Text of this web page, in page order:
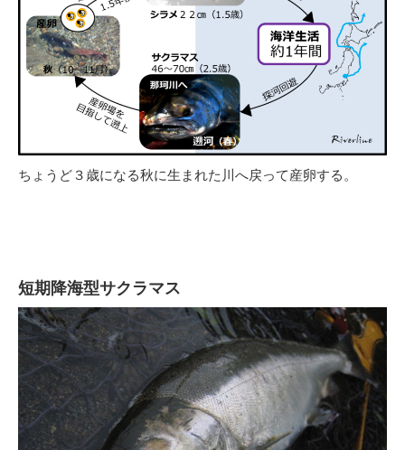
ちょうど３歳になる秋に生まれた川へ戻って産卵する。
短期降海型サクラマス